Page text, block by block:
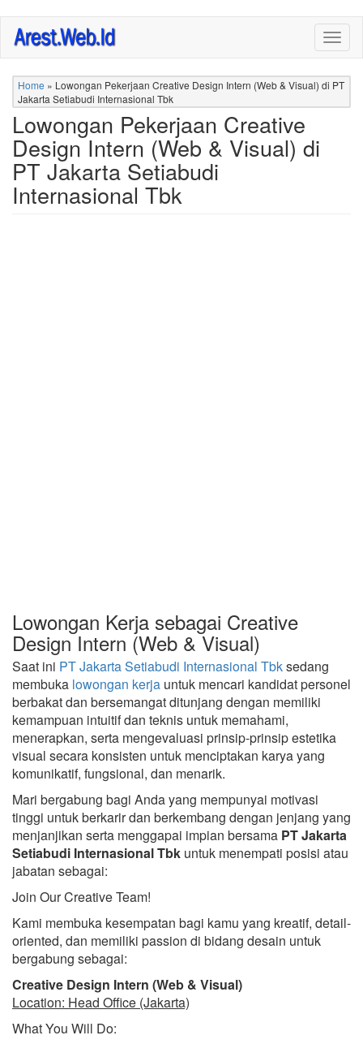
Skip
main
content
Home » Lowongan Pekerjaan Creative Design Intern (Web & Visual) di PT
Jakarta Setiabudi Internasional Tbk
Lowongan Pekerjaan Creative
Design Intern (Web & Visual) di
PT Jakarta Setiabudi
Internasional Tbk
Lowongan Kerja sebagai Creative
Design Intern (Web & Visual)
Saat ini PT Jakarta Setiabudi Internasional Tbksedang
membuka lowongan kerja untuk mencari kandidat personel
berbakat dan bersemangat ditunjang dengan memiliki
kemampuan intuitif dan teknis untuk memahami,
menerapkan, serta mengevaluasi prinsip-prinsip estetika
visual secara konsisten untuk menciptakan karya yang
komunikatif, fungsional, dan menarik.
Mari bergabung bagi Anda yang mempunyai motivasi
tinggi untuk berkarir dan berkembang dengan jenjang yang
menjanjikan serta menggapai impian bersama PT Jakarta
Setiabudi Internasional Tbk untuk menempati posisi atau
jabatan sebagai:
Join Our Creative Team!
Kami membuka kesempatan bagi kamu yang kreatif, detail-
oriented, dan memiliki passion di bidang desain untuk
bergabung sebagai:
Creative Design Intern (Web & Visual)
Location: Head Office (Jakarta)
What You Will Do: